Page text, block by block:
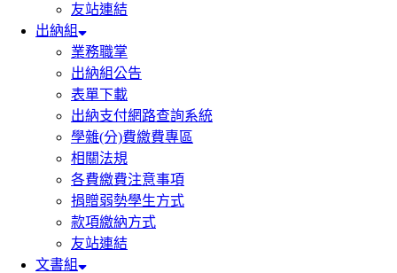
友站連結
出納組
業務職掌
出納組公告
表單下載
出納支付網路查詢系統
學雜(分)費繳費專區
相關法規
各費繳費注意事項
捐贈弱勢學生方式
款項繳納方式
友站連結
文書組